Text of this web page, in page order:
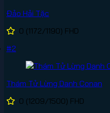
Đảo Hải Tặc
0 (1172/1190) FHD
#2
Thám Tử Lừng Danh Conan
0 (1209/1500) FHD